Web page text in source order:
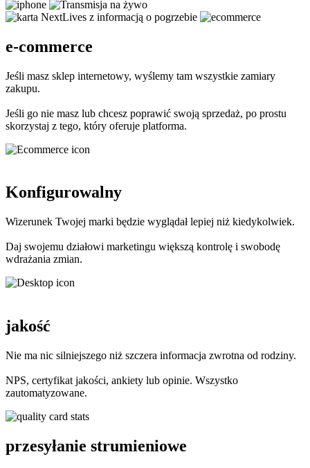
e-commerce
Jeśli masz sklep internetowy, wyślemy tam wszystkie zamiary
zakupu.
Jeśli go nie masz lub chcesz poprawić swoją sprzedaż, po prostu
skorzystaj z tego, który oferuje platforma.
Konfigurowalny
Wizerunek Twojej marki będzie wyglądał lepiej niż kiedykolwiek.
Daj swojemu działowi marketingu większą kontrolę i swobodę
wdrażania zmian.
jakość
Nie ma nic silniejszego niż szczera informacja zwrotna od rodziny.
NPS, certyfikat jakości, ankiety lub opinie. Wszystko
zautomatyzowane.
przesyłanie strumieniowe